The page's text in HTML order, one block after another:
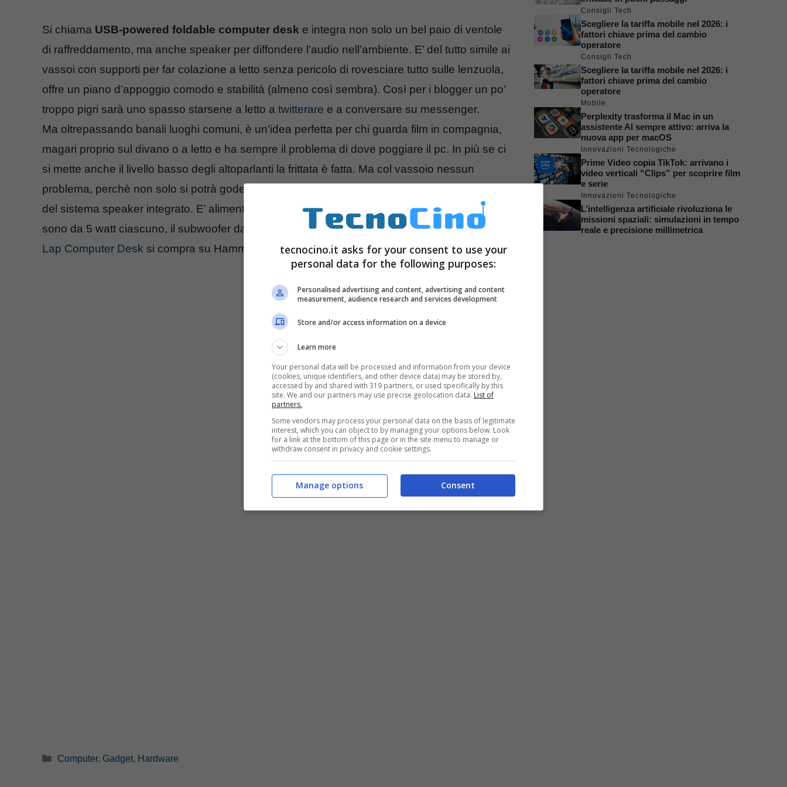
Si chiama USB-powered foldable computer desk e integra non solo un bel paio di ventole
di raffreddamento, ma anche speaker per diffondere l’audio nell’ambiente. E’ del tutto simile ai
vassoi con supporti per far colazione a letto senza pericolo di rovesciare tutto sulle lenzuola,
offre un piano d’appoggio comodo e stabilità (almeno così sembra). Così per i blogger un po’
troppo pigri sarà uno spasso starsene a letto a twitterare e a conversare su messenger.
Ma oltrepassando banali luoghi comuni, è un’idea perfetta per chi guarda film in compagnia,
magari proprio sul divano o a letto e ha sempre il problema di dove poggiare il pc. In più se ci
si mette anche il livello basso degli altoparlanti la frittata è fatta. Ma col vassoio nessun
problema, perchè non solo si potrà godere del film in santa comodità, ma si potrà pure fruire
del sistema speaker integrato. E’ alimentato dallo stesso pc tramite la porta USB, gli speaker
sono da 5 watt ciascuno, il subwoofer da 10 watt.
Lap Computer Desk si compra su Hammacher Schlemmer per $99.95
Categorie
Computer, Gadget, Hardware
Consigli Tech
Scegliere la tariffa mobile nel 2026: i
fattori chiave prima del cambio
operatore
Consigli Tech
Scegliere la tariffa mobile nel 2026: i
fattori chiave prima del cambio
operatore
Mobile
Perplexity trasforma il Mac in un
assistente AI sempre attivo: arriva la
nuova app per macOS
Innovazioni Tecnologiche
Prime Video copia TikTok: arrivano i
video verticali “Clips” per scoprire film
e serie
Innovazioni Tecnologiche
L’intelligenza artificiale rivoluziona le
missioni spaziali: simulazioni in tempo
reale e precisione millimetrica
tecnocino.it asks for your consent to use your
personal data for the following purposes:
Personalised advertising and content, advertising and content
measurement, audience research and services development
Store and/or access information on a device
Learn more
Your personal data will be processed and information from your device
(cookies, unique identifiers, and other device data) may be stored by,
accessed by and shared with 319 partners, or used specifically by this
site. We and our partners may use precise geolocation data. List of
partners.
Some vendors may process your personal data on the basis of legitimate
interest, which you can object to by managing your options below. Look
for a link at the bottom of this page or in the site menu to manage or
withdraw consent in privacy and cookie settings.
Consent
Manage options